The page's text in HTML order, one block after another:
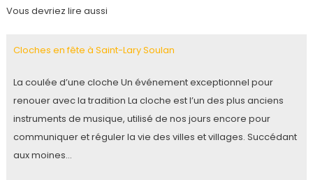
Vous devriez lire aussi
Cloches en fête à Saint-Lary Soulan
La coulée d’une cloche Un événement exceptionnel pour
renouer avec la tradition La cloche est l’un des plus anciens
instruments de musique, utilisé de nos jours encore pour
communiquer et réguler la vie des villes et villages. Succédant
aux moines…